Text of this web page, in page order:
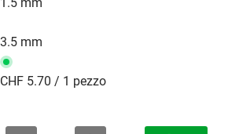
3.5 mm
CHF 5.70 / 1 pezzo